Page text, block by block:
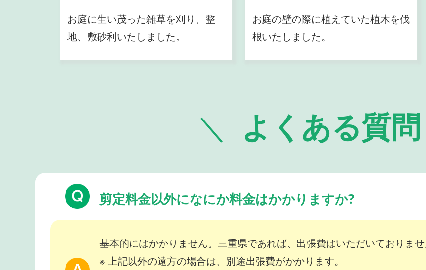
お庭に生い茂った雑草を刈り、整
地、敷砂利いたしました。
お庭の壁の際に植えていた植木を伐
根いたしました。
よくある質問
剪定料金以外になにか料金はかかりますか?
基本的にはかかりません。三重県であれば、出張費はいただいておりませ
※ 上記以外の遠方の場合は、別途出張費がかかります。